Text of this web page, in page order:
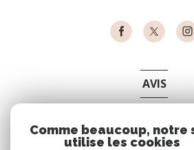
AVIS
Comme beaucoup, notre
utilise les cookies